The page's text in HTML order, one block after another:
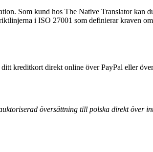
Som kund hos The Native Translator kan
i ISO 27001 som definierar kraven
kreditkort direkt online över PayPal eller
översättning till polska direkt över